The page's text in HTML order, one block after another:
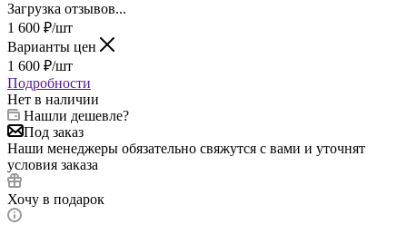
Загрузка отзывов...
1 600 ₽/шт
Варианты цен
1 600 ₽/шт
Подробности
Нет в наличии
Нашли дешевле?
Под заказ
Наши менеджеры обязательно свяжутся с вами и уточнят
условия заказа
Хочу в подарок